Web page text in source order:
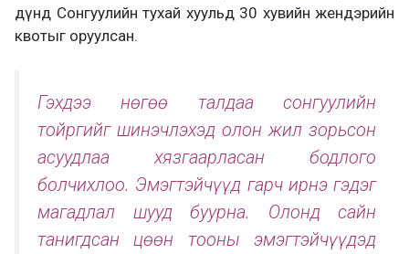
дүнд Сонгуулийн тухай хуульд 30 хувийн жендэрийн
квотыг оруулсан.
Гэхдээ нөгөө талдаа сонгуулийн
тойргийг шинэчлэхэд олон жил зорьсон
асуудлаа хязгаарласан бодлого
болчихлоо. Эмэгтэйчүүд гарч ирнэ гэдэг
магадлал шууд буурна. Олонд сайн
танигдсан цөөн тооны эмэгтэйчүүдэд